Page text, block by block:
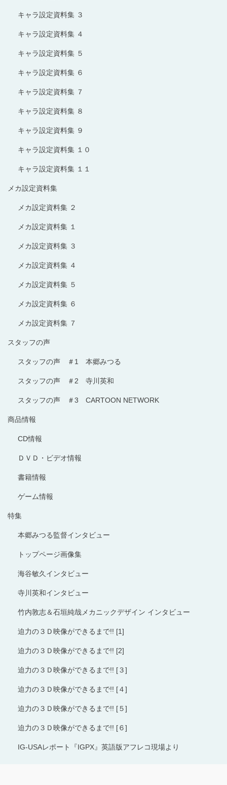
キャラ設定資料集 ３
キャラ設定資料集 ４
キャラ設定資料集 ５
キャラ設定資料集 ６
キャラ設定資料集 ７
キャラ設定資料集 ８
キャラ設定資料集 ９
キャラ設定資料集 １０
キャラ設定資料集 １１
メカ設定資料集
メカ設定資料集 ２
メカ設定資料集 １
メカ設定資料集 ３
メカ設定資料集 ４
メカ設定資料集 ５
メカ設定資料集 ６
メカ設定資料集 ７
スタッフの声
スタッフの声 ＃1 本郷みつる
スタッフの声 ＃2 寺川英和
スタッフの声 ＃3 CARTOON NETWORK
商品情報
CD情報
ＤＶＤ・ビデオ情報
書籍情報
ゲーム情報
特集
本郷みつる監督インタビュー
トップページ画像集
海谷敏久インタビュー
寺川英和インタビュー
竹内敦志＆石垣純哉メカニックデザイン インタビュー
迫力の３Ｄ映像ができるまで!! [1]
迫力の３Ｄ映像ができるまで!! [2]
迫力の３Ｄ映像ができるまで!! [３]
迫力の３Ｄ映像ができるまで!! [４]
迫力の３Ｄ映像ができるまで!! [５]
迫力の３Ｄ映像ができるまで!! [６]
IG-USAレポート『IGPX』英語版アフレコ現場より